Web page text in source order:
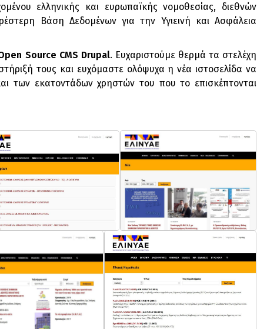
ελληνικής και ευρωπαϊκής νομοθεσίας, διεθνών
Βάση Δεδομένων για την Υγιεινή και Ασφάλεια
Source CMS Drupal. Ευχαριστούμε θερμά τα στελέχη
τους και ευχόμαστε ολόψυχα η νέα ιστοσελίδα να
των εκατοντάδων χρηστών του που το επισκέπτονται